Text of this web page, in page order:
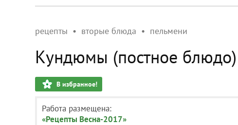
рецепты вторые блюда пельмени
Кундюмы (постное блюдо)
В избранное!
Работа размещена:
«Рецепты Весна-2017»